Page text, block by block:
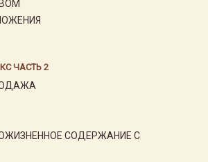
ЧАСТЬ 2
СОДЕРЖАНИЕ С